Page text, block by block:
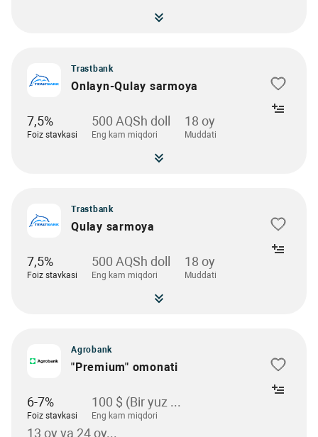
Trastbank
Onlayn-Qulay sarmoya
7,5%
Foiz stavkasi
500 AQSh doll
Eng kam miqdori
18 oy
Muddati
Trastbank
Qulay sarmoya
7,5%
Foiz stavkasi
500 AQSh doll
Eng kam miqdori
18 oy
Muddati
Agrobank
"Premium" omonati
6-7%
Foiz stavkasi
100 $ (Bir yuz ...
Eng kam miqdori
13 oy va 24 oy...